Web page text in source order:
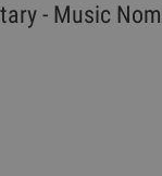
- Music